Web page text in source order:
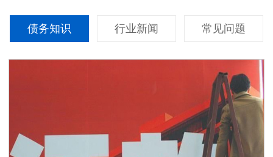
债务知识 行业新闻 常见问题